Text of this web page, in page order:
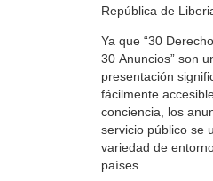
República de
Ya que “30
30 Anuncios” son
presentación
fácilmente
conciencia, los
servicio público se
variedad de
países.